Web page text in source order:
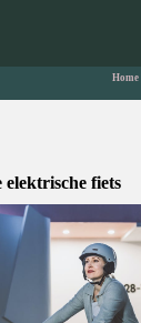
Home|
fiets